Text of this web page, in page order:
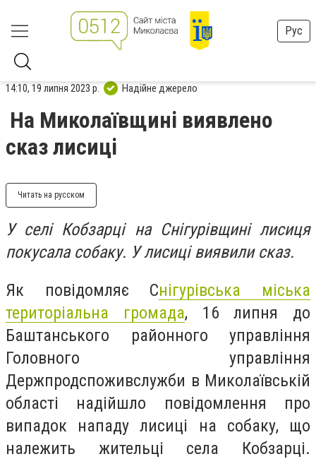
Рус
14:10, 19 липня 2023 р. Надійне джерело
На Миколаївщині виявлено
сказ лисиці
Читать на русском
У селі Кобзарці на Снігурівщині лисиця
покусала собаку. У лисиці виявили сказ.
Як повідомляє Снігурівська міська
територіальна громада, 16 липня до
Баштанського районного управління
Головного управління
Держпродспоживслужби в Миколаївській
області надійшло повідомлення про
випадок нападу лисиці на собаку, що
належить жительці села Кобзарці.